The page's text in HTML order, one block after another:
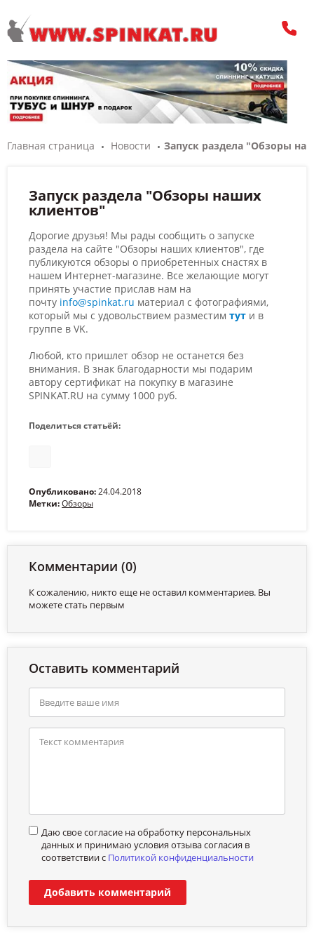
Главная страница Новости Запуск раздела "Обзоры
Запуск раздела "Обзоры наших
клиентов"
Дорогие друзья! Мы рады сообщить о запуске
раздела на сайте "Обзоры наших клиентов", где
публикуются обзоры о приобретенных снастях в
нашем Интернет-магазине. Все желающие могут
принять участие прислав нам на
почту info@spinkat.ru материал с фотографиями,
который мы с удовольствием разместим тут и в
группе в VK.
Любой, кто пришлет обзор не останется без
внимания. В знак благодарности мы подарим
автору сертификат на покупку в магазине
SPINKAT.RU на сумму 1000 руб.
Поделиться статьёй:
Опубликовано:24.04.2018
Метки:Обзоры
Комментарии (0)
К сожалению, никто еще не оставил комментариев. Вы
можете стать первым
Оставить комментарий
Даю свое согласие на обработку персональных
данных и принимаю условия отзыва согласия в
соответствии с Политикой конфиденциальности
Добавить комментарий